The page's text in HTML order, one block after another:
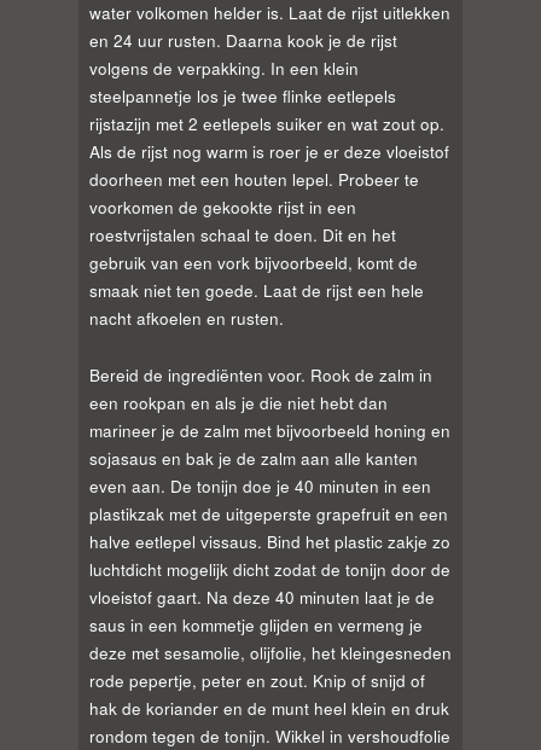
water volkomen helder is. Laat de rijst uitlekken
en 24 uur rusten. Daarna kook je de rijst
volgens de verpakking. In een klein
steelpannetje los je twee flinke eetlepels
rijstazijn met 2 eetlepels suiker en wat zout op.
Als de rijst nog warm is roer je er deze vloeistof
doorheen met een houten lepel. Probeer te
voorkomen de gekookte rijst in een
roestvrijstalen schaal te doen. Dit en het
gebruik van een vork bijvoorbeeld, komt de
smaak niet ten goede. Laat de rijst een hele
nacht afkoelen en rusten.
Bereid de ingrediënten voor. Rook de zalm in
een rookpan en als je die niet hebt dan
marineer je de zalm met bijvoorbeeld honing en
sojasaus en bak je de zalm aan alle kanten
even aan. De tonijn doe je 40 minuten in een
plastikzak met de uitgeperste grapefruit en een
halve eetlepel vissaus. Bind het plastic zakje zo
luchtdicht mogelijk dicht zodat de tonijn door de
vloeistof gaart. Na deze 40 minuten laat je de
saus in een kommetje glijden en vermeng je
deze met sesamolie, olijfolie, het kleingesneden
rode pepertje, peter en zout. Knip of snijd of
hak de koriander en de munt heel klein en druk
rondom tegen de tonijn. Wikkel in vershoudfolie